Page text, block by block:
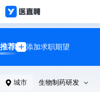
推荐 添加求职期望
城市 生物制药研发